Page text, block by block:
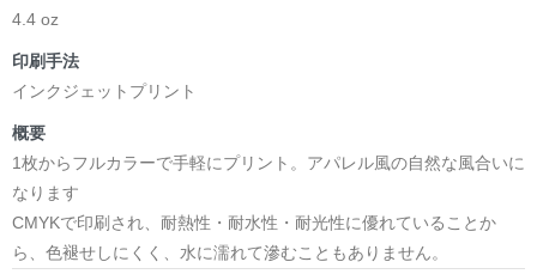
4.4 oz
印刷手法
インクジェットプリント
概要
1枚からフルカラーで手軽にプリント。アパレル風の自然な風合いに
なります
CMYKで印刷され、耐熱性・耐水性・耐光性に優れていることか
ら、色褪せしにくく、水に濡れて滲むこともありません。